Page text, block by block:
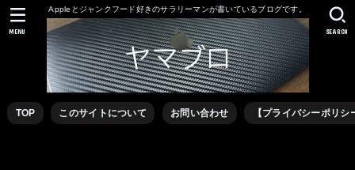
Appleとジャンクフード好きのサラリーマンが書いているブログです。
TOP このサイトについて お問い合わせ 【プライバシーポリシ
SEARCH
MENU